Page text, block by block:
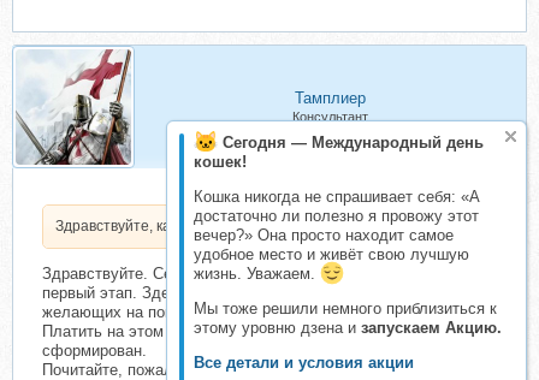
Сегодня — Международный день
кошек!
Кошка никогда не спрашивает себя: «А
достаточно ли полезно я провожу этот
вечер?» Она просто находит самое
удобное место и живёт свою лучшую
жизнь. Уважаем.
Мы тоже решили немного приблизиться к
этому уровню дзена и запускаем Акцию.
Все детали и условия акции
Тамплиер
Консультант
Здравствуйте, как оплатить?
Здравствуйте. Сейчас тема на этапе Запись. Это самый
первый этап. Здесь собирается предварительный список
желающих на покупку продукта.
Платить на этом этапе ничего не нужно, т.к. взнос еще не
сформирован.
Почитайте, пожалуйста -